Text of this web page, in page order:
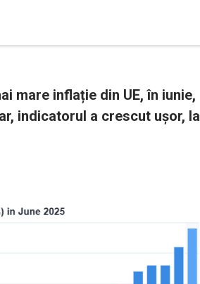
mare inflație din UE, în iunie,
indicatorul a crescut ușor, la